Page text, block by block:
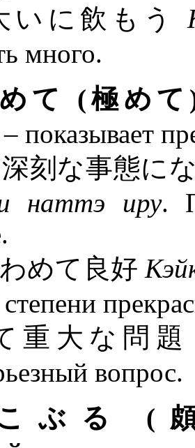
いに飲もう
много.
て (極めて)
– показывает
刻な事態に
наттэ иру.
めて良好
重大な問
вопрос.
ぶる (頗る